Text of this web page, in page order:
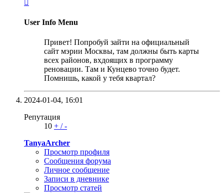

User Info Menu
Привет! Попробуй зайти на официальный
сайт мэрии Москвы, там должны быть карты
всех районов, вхдоящих в программу
реновации. Там и Кунцево точно будет.
Помнишь, какой у тебя квартал?
2024-01-04, 16:01
Репутация
10 + /-
TanyaArcher
Просмотр профиля
Сообщения форума
Личное сообщение
Записи в дневнике
Просмотр статей